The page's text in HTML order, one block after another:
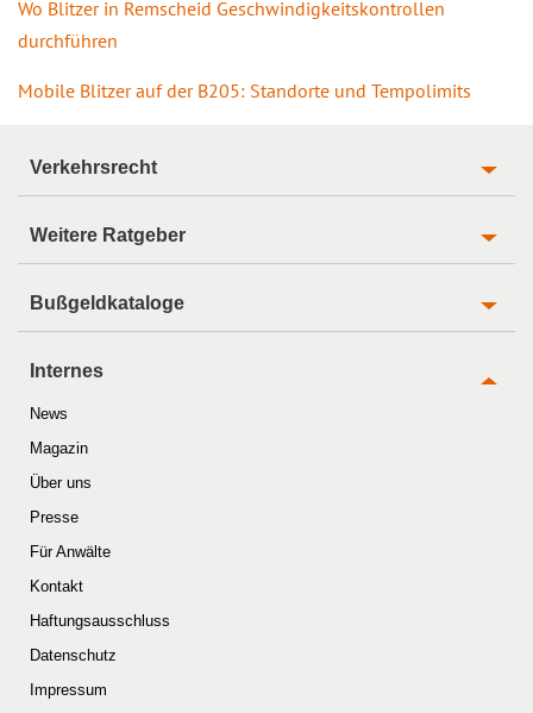
Wo Blitzer in Remscheid Geschwindigkeitskontrollen
durchführen
Mobile Blitzer auf der B205: Standorte und Tempolimits
Verkehrsrecht
Weitere Ratgeber
Bußgeldkataloge
Internes
News
Magazin
Über uns
Presse
Für Anwälte
Kontakt
Haftungsausschluss
Datenschutz
Impressum